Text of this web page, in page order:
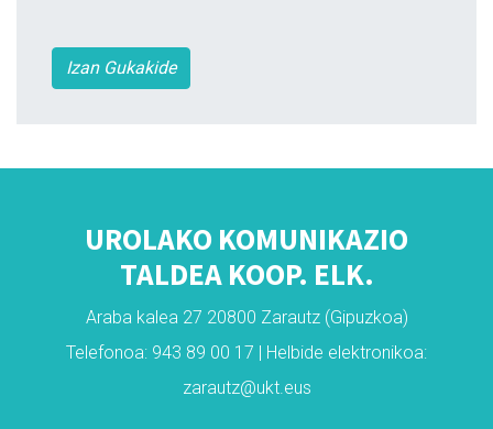
Izan Gukakide
UROLAKO KOMUNIKAZIO
TALDEA KOOP. ELK.
Araba kalea 27 20800 Zarautz (Gipuzkoa)
Telefonoa: 943 89 00 17 | Helbide elektronikoa:
zarautz@ukt.eus